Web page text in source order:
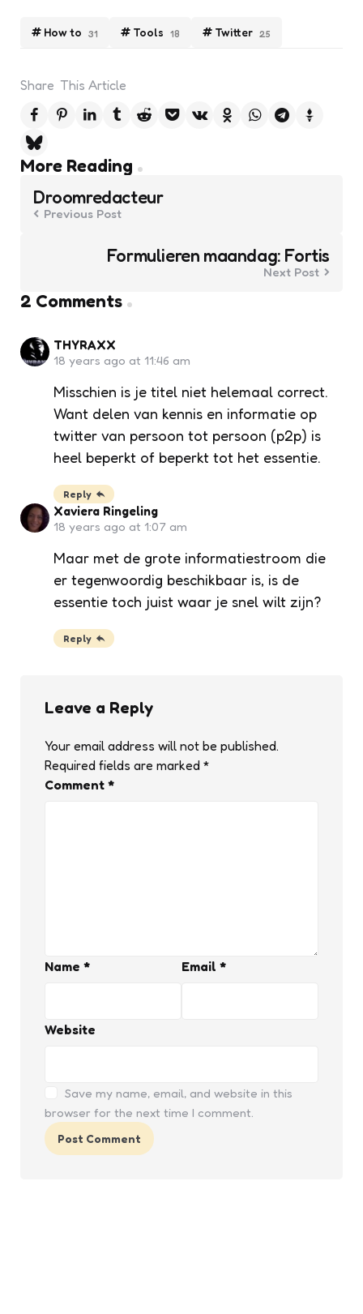
How to 31 Tools 18 Twitter 25
Share This Article
More Reading
Post
navigation
Droomredacteur
Previous Post
Formulieren maandag: Fortis
Next Post
2 Comments
THYRAXX
18 years ago at 11:46 am
Misschien is je titel niet helemaal correct.
Want delen van kennis en informatie op
twitter van persoon tot persoon (p2p) is
heel beperkt of beperkt tot het essentie.
Reply
Xaviera Ringeling
18 years ago at 1:07 am
Maar met de grote informatiestroom die
er tegenwoordig beschikbaar is, is de
essentie toch juist waar je snel wilt zijn?
Reply
Leave a Reply
Your email address will not be published.
Required fields are marked *
Comment *
Name * Email *
Website
Save my name, email, and website in this
browser for the next time I comment.